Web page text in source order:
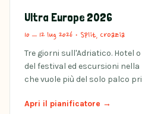
Ultra Europe 2026
10 – 12 lug 2026 · Split, Croazia
Tre giorni sull'Adriatico. Hotel
del festival ed escursioni
che vuole più del solo palco
Apri il pianificatore →